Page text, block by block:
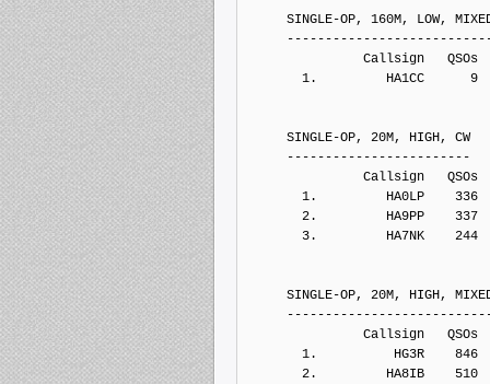
SINGLE-OP, 160M, LOW,
Callsign   QSOs  Points
1.         HA1CC      9
SINGLE-OP, 20M, HIGH, CW
------------------------
Callsign   QSOs  Points
1.         HA0LP    336
2.         HA9PP    337
3.         HA7NK    244
SINGLE-OP, 20M, HIGH,
Callsign   QSOs  Points
1.          HG3R    846
2.         HA8IB    510